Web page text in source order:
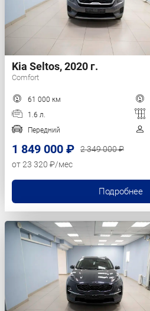
Kia Seltos, 2020 г.
Comfort
61 000 км
1.6 л.
Передний
1 849 000 ₽
2 349 000 ₽
от 23 320 ₽/мес
Подробнее